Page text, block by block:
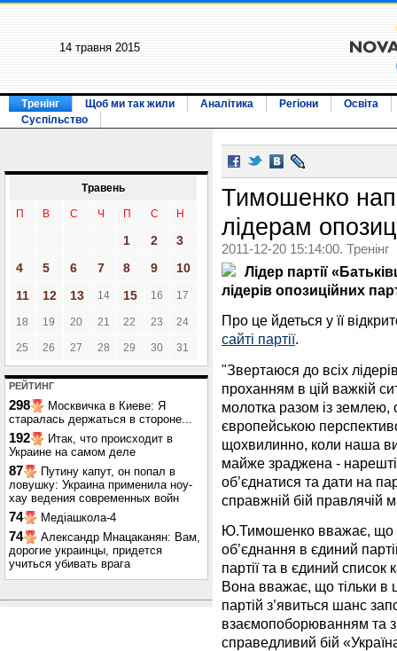
14 травня 2015
Тренінг Щоб ми так жили Аналітика Регіони
Освіта
Суспільство
Травень
П В С Ч П С Н
1 2
3
4
5 6 7 8 9
10
11
12 13 14 15 16 17
18 19 20 21 22 23 24
25 26 27 28 29 30 31
РЕЙТИНГ
298
Москвичка в Киеве: Я
старалась держаться в стороне...
192
Итак, что происходит в
Украине на самом деле
87
Путину капут, он попал в
ловушку: Украина применила ноу-
хау ведения современных войн
74 Медіашкола-4
74
Александр Мнацаканян: Вам,
дорогие украинцы, придется
учиться убивать врага
Тимошенко
лідерам
2011-12-20 15:14:00. Тренінг
Лідер партії
лідерів опозиційних
Про це йдеться у її
сайті партії.
"Звертаюся до всіх
проханням в цій важкій
молотка разом із землею,
європейською
щохвилинно, коли наша
майже зраджена -
об’єднатися та дати на
справжній бій правлячій
Ю.Тимошенко вважає, що
об’єднання в єдиний
партії та в єдиний
Вона вважає, що тільки в
партій з’явиться шанс
взаємопоборюванням та
справедливий бій